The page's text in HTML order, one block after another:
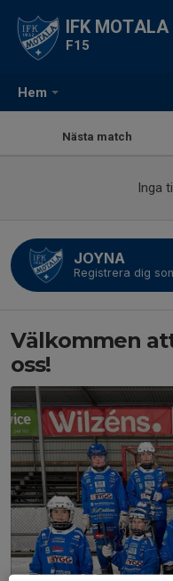
Hem
IFK
F15
Nästa match
Inga
JOYNA
Registrera dig
Välkommen
oss!